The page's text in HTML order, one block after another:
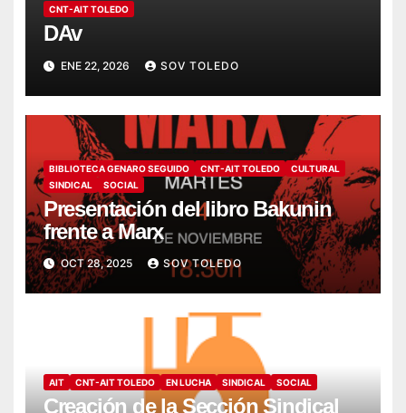
CNT-AIT TOLEDO
DAv
ENE 22, 2026 SOV TOLEDO
BIBLIOTECA GENARO SEGUIDO CNT-AIT TOLEDO
CULTURAL
SINDICAL
SOCIAL
Presentación del libro Bakunin
frente a Marx
OCT 28, 2025 SOV TOLEDO
AIT CNT-AIT TOLEDO EN LUCHA SINDICAL SOCIAL
Creación de la Sección Sindical